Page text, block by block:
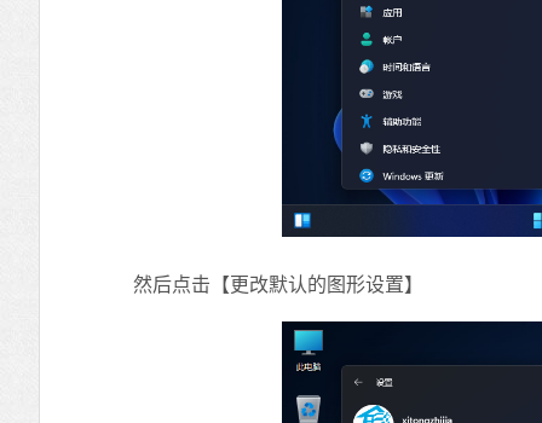
然后点击【更改默认的图形设置】